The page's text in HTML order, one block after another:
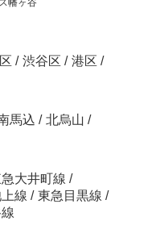
幡ヶ谷
/ 渋谷区 / 港区 /
馬込 / 北烏山 /
大井町線 /
線 / 東急目黒線 /